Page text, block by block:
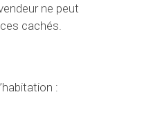
ne peut
cachés.
: